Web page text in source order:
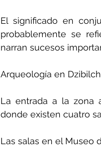
El significado en
probablemente se
narran sucesos
Arqueología en
La entrada a la zona
donde existen cuatro
Las salas en el Museo